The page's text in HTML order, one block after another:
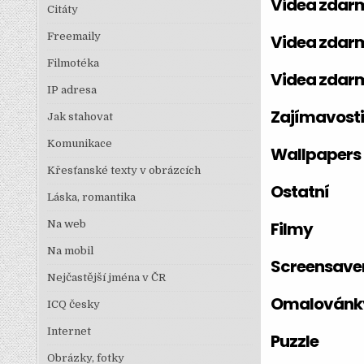
Videa
Videa
Videa
Zajímavosti
Wallpapers
Ostatní
Filmy
Puzzle
Citáty
Freemaily
Filmotéka
IP adresa
Jak stahovat
Komunikace
Křesťanské texty v obrázcích
Láska, romantika
Na web
Na mobil
Nejčastější jména v ČR
ICQ česky
Internet
Obrázky, fotky